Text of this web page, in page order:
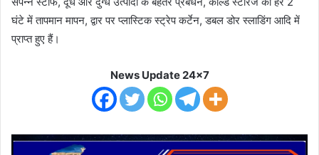
घंटे में तापमान मापन, द्वार पर प्लास्टिक स्ट्रेप कर्टेन, डबल डोर स्लाडिंग आदि में
प्राप्त हुए हैं।
News Update 24x7